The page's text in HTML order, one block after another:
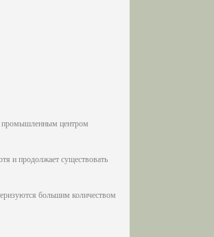
промышленным центром
и продолжает существовать
большим количеством